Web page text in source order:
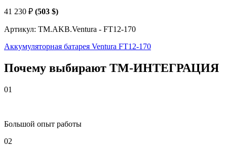
41 230 ₽ (503 $)
Артикул: TM.AKB.Ventura - FT12-170
Аккумуляторная батарея Ventura FT12-170
Почему выбирают ТМ-ИНТЕГРАЦИЯ
01
Большой опыт работы
02